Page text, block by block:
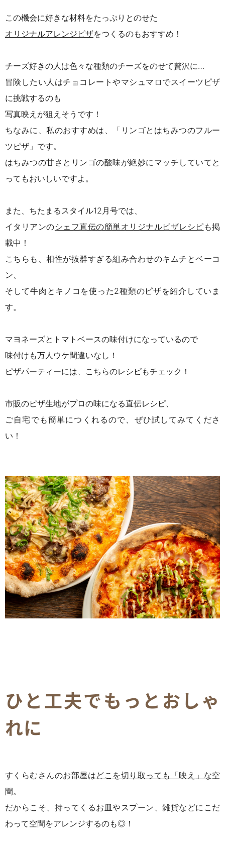
この機会に好きな材料をたっぷりとのせた
オリジナルアレンジピザをつくるのもおすすめ！
チーズ好きの人は色々な種類のチーズをのせて贅沢に…
冒険したい人はチョコレートやマシュマロでスイーツピザ
に挑戦するのも
写真映えが狙えそうです！
ちなみに、私のおすすめは、「リンゴとはちみつのフルー
ツピザ」です。
はちみつの甘さとリンゴの酸味が絶妙にマッチしていてと
ってもおいしいですよ。
また、ちたまるスタイル12 月号では、
イタリアンのシェフ直伝の簡単オリジナルピザレシピ も掲
載中！
こちらも、相性が抜群すぎる組み合わせのキムチとベーコ
ン、
そして牛肉とキノコを使った2種類のピザを紹介していま
す。
マヨネーズとトマトベースの味付けになっているので
味付けも万人ウケ間違いなし！
ピザパーティーには、こちらのレシピもチェック！
市販のピザ生地がプロの味になる直伝レシピ、
ご自宅でも簡単につくれるので、ぜひ試してみてくださ
い！
ひと工夫でもっとおしゃ
れに
すくらむさんのお部屋はどこを切り取っても「映え」な空
間。
だからこそ、持ってくるお皿やスプーン、雑貨などにこだ
わって空間をアレンジするのも◎！